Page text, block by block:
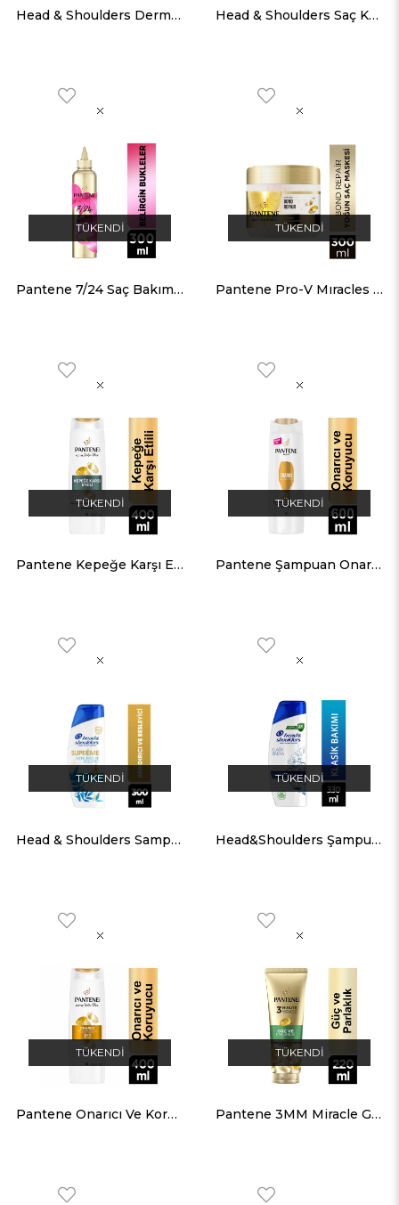
Head & Shoulders Dermaxpro Yatıştırıcı Saç ve Saç Derisi Bakım Kremi 220 ML Head & Shoulders Saç Kremi Dermaxpro Scalp Revitalizer Saç Dökülme Karşıtı 220 ML
TÜKENDI
Pantene 7/24 Saç Bakım Kremi Anında Bukle Şekillendirici 300 ML
TÜKENDI
Pantene Pro-V Mıracles Molecular Bond Repair Yenileyici Make Pro-V Besleyici Inci İle 300 ML
TÜKENDI
Pantene Kepeğe Karşı Etkili 2'in 1 Arada Şampuan 400 ML
TÜKENDI
Pantene Şampuan Onarıcı Koruyucu 600 ML
TÜKENDI
Head & Shoulders Sampuan Supreme Purıfyıng 300ML
TÜKENDI
Head&Shoulders Şampuan Klasik Bakım 330 ML
TÜKENDI
Pantene Onarıcı Ve Koruyucu 3'ü1 Arada Şampuan 400 ML
TÜKENDI
Pantene 3MM Miracle Güç ve Parlaklık Serum Şaç Bakım Kremi 200 ML